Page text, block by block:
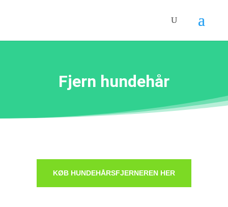
Fjern hundehår
KØB HUNDEHÅRSFJERNEREN HER